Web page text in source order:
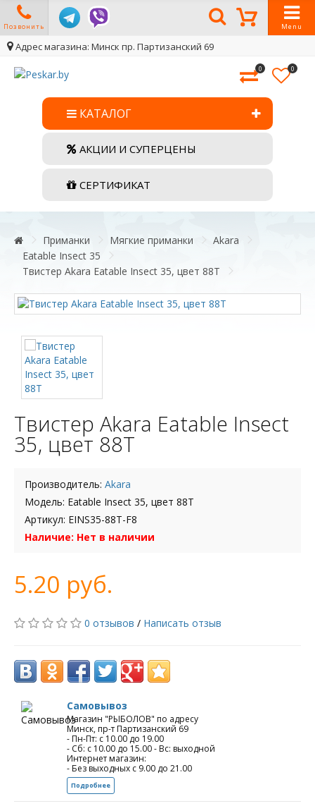
Позвонить Menu
Адрес магазина: Минск пр. Партизанский 69
0 0
КАТАЛОГ
АКЦИИ И СУПЕРЦЕНЫ
СЕРТИФИКАТ
Приманки Мягкие приманки
Akara
Eatable Insect 35
Твистер Akara Eatable Insect 35, цвет 88Т
Твистер Akara Eatable Insect
35, цвет 88Т
Производитель: Akara
Модель: Eatable Insect 35, цвет 88Т
Артикул: EINS35-88T-F8
Наличие: Нет в наличии
5.20 руб.
0 отзывов / Написать отзыв
Самовывоз
Магазин "РЫБОЛОВ" по адресу
Минск, пр-т Партизанский 69
- Пн-Пт: с 10.00 до 19.00
- Сб: с 10.00 до 15.00 - Вс: выходной
Интернет магазин:
- Без выходных с 9.00 до 21.00
Подробнее